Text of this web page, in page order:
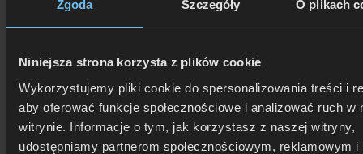
Zgoda Szczegóły O plikach
Niniejsza strona korzysta z plików cookie
Wykorzystujemy pliki cookie do spersonalizowania treści i
aby oferować funkcje społecznościowe i analizować ruch w
witrynie. Informacje o tym, jak korzystasz z naszej witryny,
udostępniamy partnerom społecznościowym, reklamowym i
Kontakt
Sklepy stacjonarne
Pościele
Pościel wg. koloru
Pościel fioletowa
Pościel fioletowa